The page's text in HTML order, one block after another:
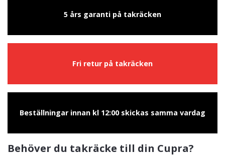
5 års garanti på takräcken
Fri retur på takräcken
Beställningar innan kl 12:00 skickas samma vardag
Behöver du takräcke till din Cupra?